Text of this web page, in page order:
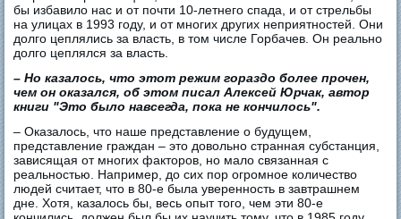
бы избавило нас и от почти 10-летнего спада, и от стрельбы
на улицах в 1993 году, и от многих других неприятностей. Они
долго цеплялись за власть, в том числе Горбачев. Он реально
долго цеплялся за власть.
– Но казалось, что этот режим гораздо более прочен,
чем он оказался, об этом писал Алексей Юрчак, автор
книги "Это было навсегда, пока не кончилось".
– Оказалось, что наше представление о будущем,
представление граждан – это довольно странная субстанция,
зависящая от многих факторов, но мало связанная с
реальностью. Например, до сих пор огромное количество
людей считает, что в 80-е была уверенность в завтрашнем
дне. Хотя, казалось бы, весь опыт того, чем эти 80-е